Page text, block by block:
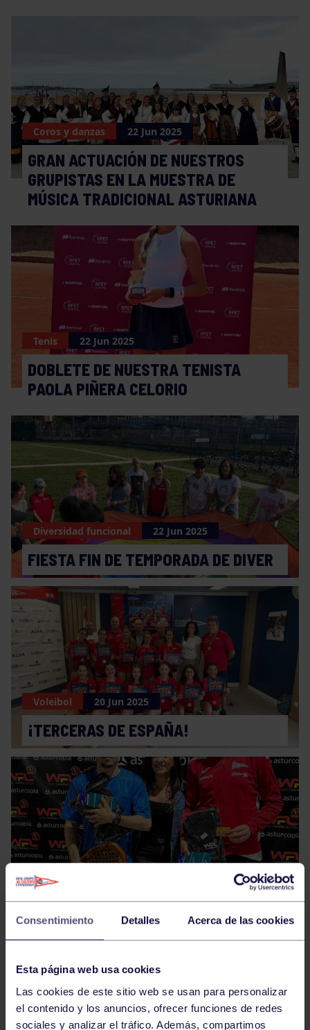
Consentimiento Detalles Acerca de las cookies
Esta página web usa cookies
Las cookies de este sitio web se usan para personalizar
el contenido y los anuncios, ofrecer funciones de redes
sociales y analizar el tráfico. Además, compartimos
Coros y danzas 22 Jun 2025
GRAN ACTUACIÓN DE NUESTROS
GRUPISTAS EN LA MUESTRA DE
MÚSICA TRADICIONAL ASTURIANA
Tenis 22 Jun 2025
DOBLETE DE NUESTRA TENISTA
PAOLA PIÑERA CELORIO
Diversidad funcional 22 Jun 2025
FIESTA FIN DE TEMPORADA DE DIVER
Voleibol 20 Jun 2025
¡TERCERAS DE ESPAÑA!
Pelota
TORNEO VERANO WPC